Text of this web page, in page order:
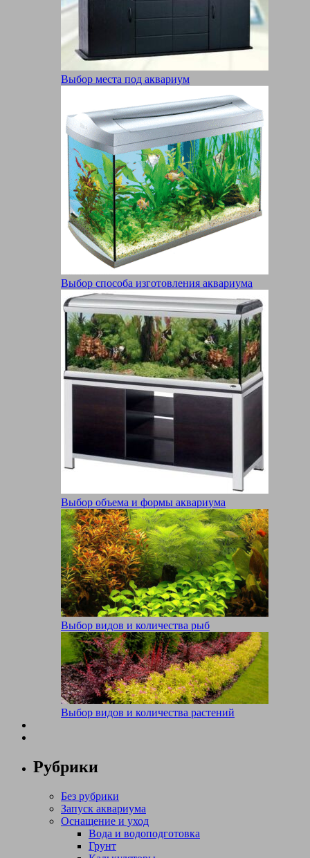
Выбор места под аквариум
Выбор способа изготовления аквариума
Выбор объема и формы аквариума
Выбор видов и количества рыб
Выбор видов и количества растений
Рубрики
Без рубрики
Запуск аквариума
Оснащение и уход
Вода и водоподготовка
Грунт